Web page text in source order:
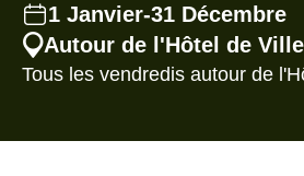
1 Janvier-31 Décembre
Autour de l'Hôtel de Ville
Tous les vendredis autour de